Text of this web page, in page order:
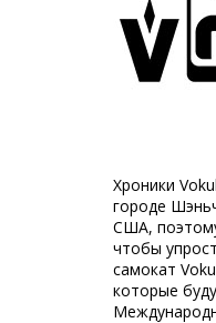
Хроники
городе
США,
чтобы
самокат
которые